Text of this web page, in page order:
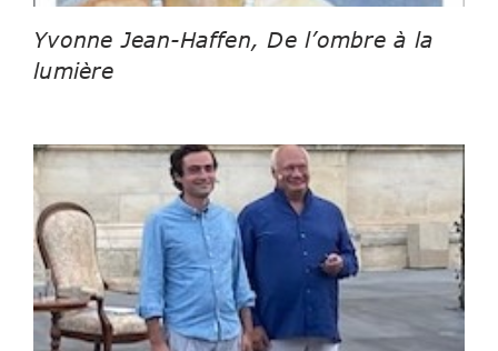
Yvonne Jean-Haffen, De l’ombre à la
lumière